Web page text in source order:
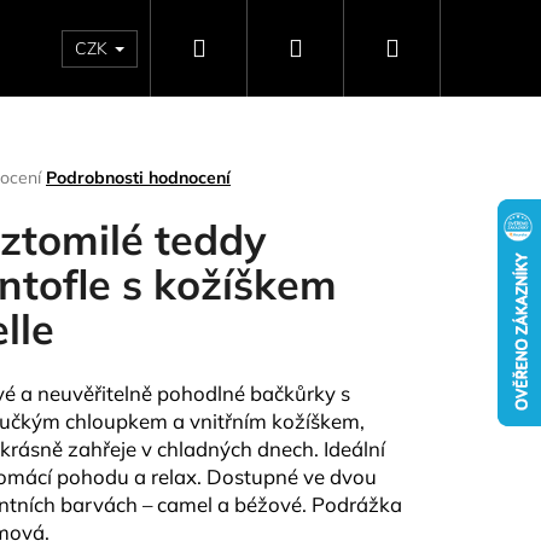
NAPIŠTE NÁM DÁRKOVÉ POUKAZY
CZK Hledat PřihlášeníNákupní
Podrobnosti hodnocení
teddy
s kožíškem
a neuvěřitelně pohodlné bačkůrky s
chloupkem a vnitřním kožíškem,
zahřeje v chladných dnech. Ideální
pohodu a relax. Dostupné ve dvou
barvách –camel a béžové. Podrážka
Následující